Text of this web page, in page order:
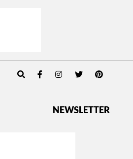
NEWSLETTER